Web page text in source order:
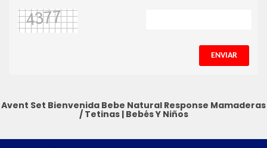
ENVIAR
Avent Set Bienvenida Bebe Natural Response Mamaderas
/ Tetinas| Bebés Y Niños